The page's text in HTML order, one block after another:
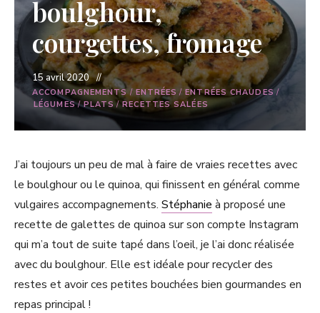
boulghour,
courgettes, fromage
15 avril 2020
ACCOMPAGNEMENTS/ ENTRÉES / ENTRÉES CHAUDES/
LÉGUMES/PLATS / RECETTES SALÉES
J’ai toujours un peu de mal à faire de vraies recettes avec
le boulghour ou le quinoa, qui finissent en général comme
vulgaires accompagnements. Stéphanie à proposé une
recette de galettes de quinoa sur son compte Instagram
qui m’a tout de suite tapé dans l’oeil, je l’ai donc réalisée
avec du boulghour. Elle est idéale pour recycler des
restes et avoir ces petites bouchées bien gourmandes en
repas principal !